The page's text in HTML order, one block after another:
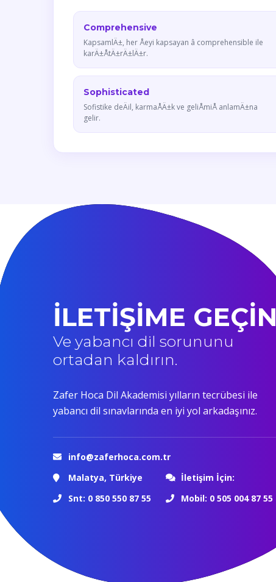
Comprehensive
KapsamlÄ±, her Åeyi kapsayan â comprehensible ile
karÄ±ÅtÄ±rÄ±lÄ±r.
Sophisticated
Sofistike deÄil, karmaÅÄ±k ve geliÅmiÅ anlamÄ±na
gelir.
İLETİŞİME GEÇİN
Ve yabancı dil sorununu
ortadan kaldırın.
Zafer Hoca Dil Akademisi yılların tecrübesi ile
yabancı dil sınavlarında en iyi yol arkadaşınız.
info@zaferhoca.com.tr
Malatya, Türkiye
İletişim İçin:
Snt: 0 850 550 87 55
Mobil: 0 505 004 87 55